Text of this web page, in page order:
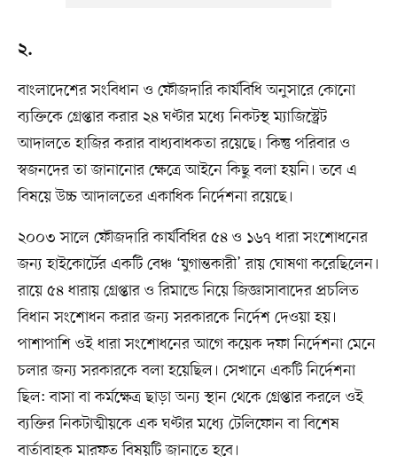
২.
বাংলাদেশের সংবিধান ও ফৌজদারি কার্যবিধি অনুসারে কোনো
ব্যক্তিকে গ্রেপ্তার করার ২৪ ঘণ্টার মধ্যে নিকটস্থ ম্যাজিস্ট্রেট
আদালতে হাজির করার বাধ্যবাধকতা রয়েছে। কিন্তু পরিবার ও
স্বজনদের তা জানানোর ক্ষেত্রে আইনে কিছু বলা হয়নি। তবে এ
বিষয়ে উচ্চ আদালতের একাধিক নির্দেশনা রয়েছে।
২০০৩ সালে ফৌজদারি কার্যবিধির ৫৪ ও ১৬৭ ধারা সংশোধনের
জন্য হাইকোর্টের একটি বেঞ্চ ‘যুগান্তকারী’ রায় ঘোষণা করেছিলেন।
রায়ে ৫৪ ধারায় গ্রেপ্তার ও রিমান্ডে নিয়ে জিজ্ঞাসাবাদের প্রচলিত
বিধান সংশোধন করার জন্য সরকারকে নির্দেশ দেওয়া হয়।
পাশাপাশি ওই ধারা সংশোধনের আগে কয়েক দফা নির্দেশনা মেনে
চলার জন্য সরকারকে বলা হয়েছিল। সেখানে একটি নির্দেশনা
ছিল: বাসা বা কর্মক্ষেত্র ছাড়া অন্য স্থান থেকে গ্রেপ্তার করলে ওই
ব্যক্তির নিকটাত্মীয়কে এক ঘণ্টার মধ্যে টেলিফোন বা বিশেষ
বার্তাবাহক মারফত বিষয়টি জানাতে হবে।